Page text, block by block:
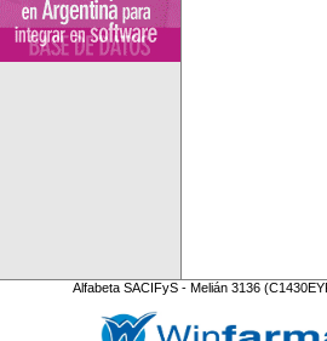
Alfabeta SACIFyS - Melián 3136